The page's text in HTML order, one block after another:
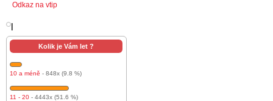
Odkaz na vtip
Kolik je Vám let ?
10 a méně - 848x (9.8 %)
11 - 20 - 4443x (51.6 %)